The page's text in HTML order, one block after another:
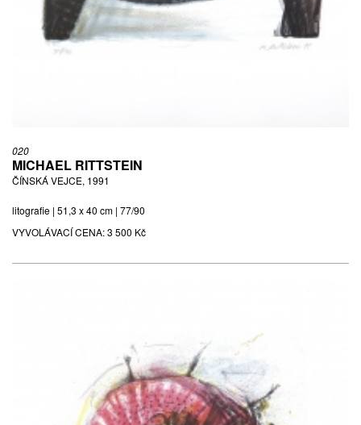
020
MICHAEL RITTSTEIN
ČÍNSKÁ VEJCE, 1991
litografie | 51,3 x 40 cm | 77/90
VYVOLÁVACÍ CENA:3 500 Kč